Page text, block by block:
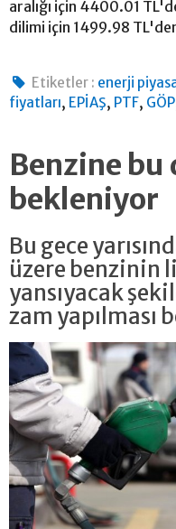
aralığı için 4400.01
dilimi için 1499.98
Etiketler : enerji
fiyatları, EPİAŞ, PTF, GÖP
Benzine bu
bekleniyor
Bu gece
üzere benzinin
yansıyacak
zam yapılması